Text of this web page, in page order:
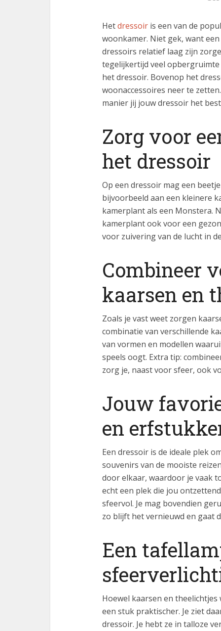
Hetdressoir is een van de
woonkamer. Niet gek, want
dressoirs relatief laag zijn
tegelijkertijd veel opbergruimte
het dressoir. Bovenop het
woonaccessoires neer te
manier jij jouw dressoir het
Zorg voor
het dressoir
Op een dressoir mag een
bijvoorbeeld aan een kleinere
kamerplant als een Monstera.
kamerplant ook voor een
voor zuivering van de lucht in
Combineer
kaarsen en
Zoals je vast weet zorgen
combinatie van verschillende
van vormen en modellen
speels oogt. Extra tip:
zorg je, naast voor sfeer, ook
Jouw
en
Een dressoir is de ideale plek
souvenirs van de mooiste
door elkaar, waardoor je vaak
echt een plek die jou
sfeervol. Je mag bovendien
zo blijft het vernieuwd en gaat
Een
Hoewel kaarsen en
een stuk praktischer. Je ziet
dressoir. Je hebt ze in talloze